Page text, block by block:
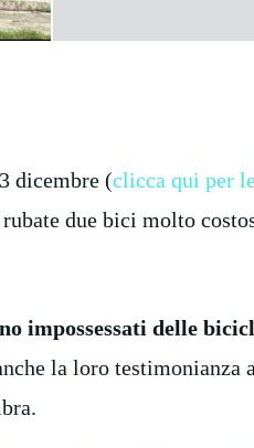
dicembre (clicca qui per
due bici molto
impossessati delle
la loro testimonianza